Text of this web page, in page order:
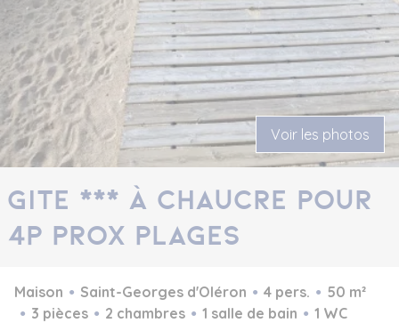
Voir les photos
gite *** à Chaucre pour
4p prox plages
Maison Saint-Georges d'Oléron 4 pers.
50 m²
3 pièces
2 chambres 1 salle de bain
1 WC